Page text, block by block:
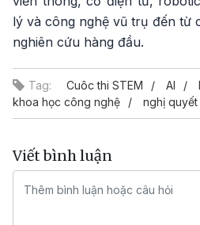
lý và công nghệ vũ trụ đến từ
nghiên cứu hàng đầu.
Tag: Cuôc thi STEM AI
khoa học công nghệ
nghị quyết
Viết bình luận